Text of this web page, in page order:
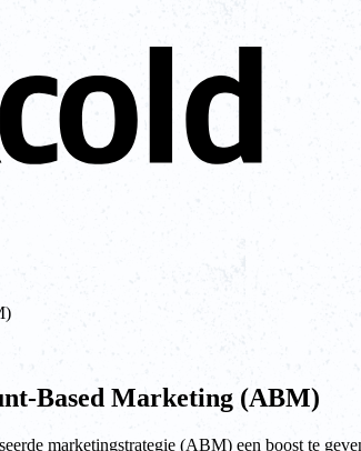
Based Marketing (ABM)
marketingstrategie (ABM) een boost te